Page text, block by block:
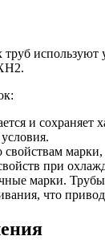
труб
и сохраняет
при
марки. Трубы
что